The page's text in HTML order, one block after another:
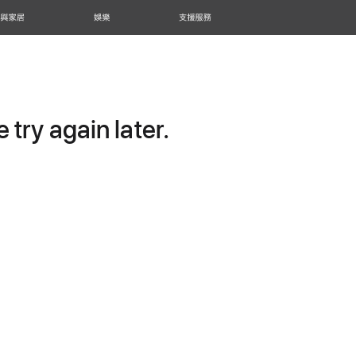
家居 娛樂 支援服務
try again later.